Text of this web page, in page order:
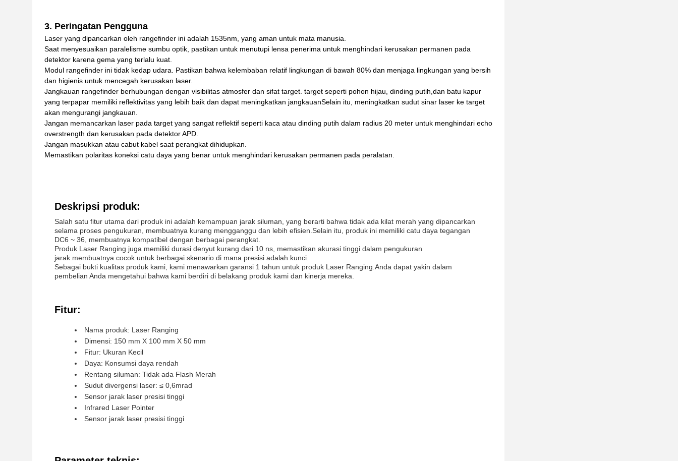
3. Peringatan Pengguna
Laser yang dipancarkan oleh rangefinder ini adalah 1535nm, yang aman untuk mata manusia.
Saat menyesuaikan paralelisme sumbu optik, pastikan untuk menutupi lensa penerima untuk menghindari kerusakan permanen pada
detektor karena gema yang terlalu kuat.
Modul rangefinder ini tidak kedap udara. Pastikan bahwa kelembaban relatif lingkungan di bawah 80% dan menjaga lingkungan yang bersih
dan higienis untuk mencegah kerusakan laser.
Jangkauan rangefinder berhubungan dengan visibilitas atmosfer dan sifat target. target seperti pohon hijau, dinding putih,dan batu kapur
yang terpapar memiliki reflektivitas yang lebih baik dan dapat meningkatkan jangkauanSelain itu, meningkatkan sudut sinar laser ke target
akan mengurangi jangkauan.
Jangan memancarkan laser pada target yang sangat reflektif seperti kaca atau dinding putih dalam radius 20 meter untuk menghindari echo
overstrength dan kerusakan pada detektor APD.
Jangan masukkan atau cabut kabel saat perangkat dihidupkan.
Memastikan polaritas koneksi catu daya yang benar untuk menghindari kerusakan permanen pada peralatan.
Deskripsi produk:
Salah satu fitur utama dari produk ini adalah kemampuan jarak siluman, yang berarti bahwa tidak ada kilat merah yang dipancarkan
selama proses pengukuran, membuatnya kurang mengganggu dan lebih efisien.Selain itu, produk ini memiliki catu daya tegangan
DC6 ~ 36, membuatnya kompatibel dengan berbagai perangkat.
Produk Laser Ranging juga memiliki durasi denyut kurang dari 10 ns, memastikan akurasi tinggi dalam pengukuran
jarak.membuatnya cocok untuk berbagai skenario di mana presisi adalah kunci.
Sebagai bukti kualitas produk kami, kami menawarkan garansi 1 tahun untuk produk Laser Ranging.Anda dapat yakin dalam
pembelian Anda mengetahui bahwa kami berdiri di belakang produk kami dan kinerja mereka.
Fitur:
Nama produk: Laser Ranging
Dimensi: 150 mm X 100 mm X 50 mm
Fitur: Ukuran Kecil
Daya: Konsumsi daya rendah
Rentang siluman: Tidak ada Flash Merah
Sudut divergensi laser: ≤ 0,6mrad
Sensor jarak laser presisi tinggi
Infrared Laser Pointer
Sensor jarak laser presisi tinggi